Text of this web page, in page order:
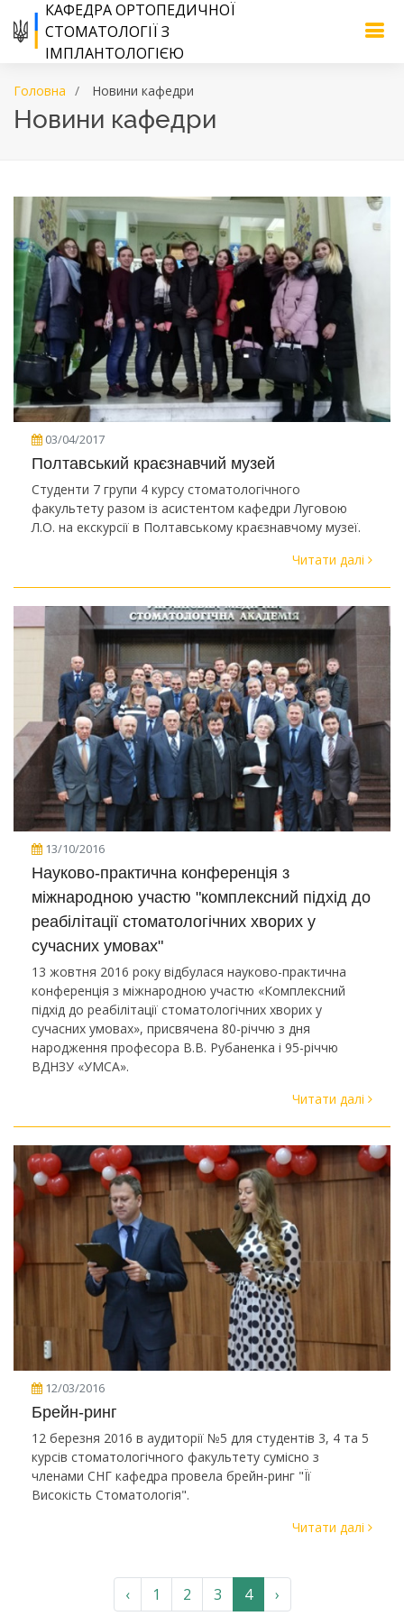
КАФЕДРА ОРТОПЕДИЧНОЇ
СТОМАТОЛОГІЇ З
ІМПЛАНТОЛОГІЄЮ
Головна Новини кафедри
Новини кафедри
03/04/2017
Полтавський краєзнавчий музей
Студенти 7 групи 4 курсу стоматологічного
факультету разом із асистентом кафедри Луговою
Л.О. на екскурсії в Полтавському краєзнавчому музеї.
Читати далі
13/10/2016
Науково-практична конференція з
міжнародною участю "комплексний підхід до
реабілітації стоматологічних хворих у
сучасних умовах"
13 жовтня 2016 року відбулася науково-практична
конференція з міжнародною участю «Комплексний
підхід до реабілітації стоматологічних хворих у
сучасних умовах», присвячена 80-річчю з дня
народження професора В.В. Рубаненка і 95-річчю
ВДНЗУ «УМСА».
Читати далі
12/03/2016
Брейн-ринг
12 березня 2016 в аудиторії №5 для студентів 3, 4 та 5
курсів стоматологічного факультету сумісно з
членами СНГ кафедра провела брейн-ринг "Її
Високість Стоматологія".
Читати далі
‹ 1 2 3 4 ›